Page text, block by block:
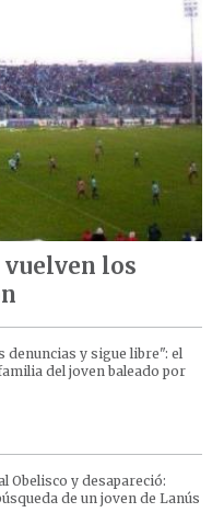
vuelven los
denuncias y sigue libre": el
del joven baleado por
Obelisco y desapareció:
de un joven de Lanús